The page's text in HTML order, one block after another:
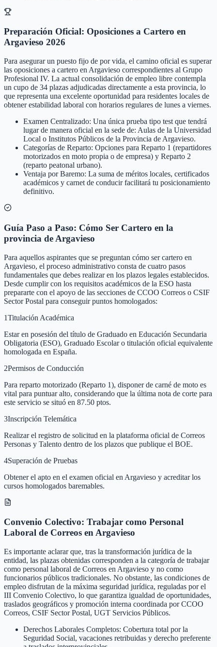
Preparación Oficial: Oposiciones a Cartero en
Argavieso 2026
Para asegurar un puesto fijo de por vida, el camino oficial es superar
las oposiciones a cartero en Argavieso correspondientes al Grupo
Profesional IV. La actual consolidación de empleo libre contempla
un cupo de 34 plazas adjudicadas directamente a esta provincia, lo
que representa una excelente oportunidad para residentes locales de
obtener estabilidad laboral con horarios regulares de lunes a viernes.
Examen Centralizado: Una única prueba tipo test que tendrá
lugar de manera oficial en la sede de: Aulas de la Universidad
Local o Institutos Públicos de la Provincia de Argavieso.
Categorías de Reparto: Opciones para Reparto 1 (repartidores
motorizados en moto propia o de empresa) y Reparto 2
(reparto peatonal urbano).
Ventaja por Baremo: La suma de méritos locales, certificados
académicos y carnet de conducir facilitará tu posicionamiento
definitivo.
Guía Paso a Paso: Cómo Ser Cartero en la
provincia de Argavieso
Para aquellos aspirantes que se preguntan cómo ser cartero en
Argavieso, el proceso administrativo consta de cuatro pasos
fundamentales que debes realizar en los plazos legales establecidos.
Desde cumplir con los requisitos académicos de la ESO hasta
prepararte con el apoyo de las secciones de CCOO Correos o CSIF
Sector Postal para conseguir puntos homologados:
1Titulación Académica
Estar en posesión del título de Graduado en Educación Secundaria
Obligatoria (ESO), Graduado Escolar o titulación oficial equivalente
homologada en España.
2Permisos de Conducción
Para reparto motorizado (Reparto 1), disponer de carné de moto es
vital para puntuar alto, considerando que la última nota de corte para
este servicio se situó en 87.50 ptos.
3Inscripción Telemática
Realizar el registro de solicitud en la plataforma oficial de Correos
Personas y Talento dentro de los plazos que publique el BOE.
4Superación de Pruebas
Obtener el apto en el examen oficial en Argavieso y acreditar los
cursos homologados baremables.
Convenio Colectivo: Trabajar como Personal
Laboral de Correos en Argavieso
Es importante aclarar que, tras la transformación jurídica de la
entidad, las plazas obtenidas corresponden a la categoría de trabajar
como personal laboral de Correos en Argavieso y no como
funcionarios públicos tradicionales. No obstante, las condiciones de
empleo disfrutan de la máxima seguridad jurídica, reguladas por el
III Convenio Colectivo, lo que garantiza igualdad de oportunidades,
traslados geográficos y promoción interna coordinada por CCOO
Correos, CSIF Sector Postal, UGT Servicios Públicos.
Derechos Laborales Completos: Cobertura total por la
Seguridad Social, vacaciones retribuidas y derecho preferente